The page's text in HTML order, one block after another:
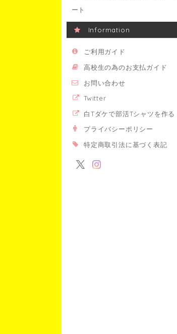
ート
Information
ご利用ガイド
高校生の為のお支払ガイド
お問い合わせ
Twitter
白Tダケで部活Tシャツを作る
プライバシーポリシー
特定商取引法に基づく表記